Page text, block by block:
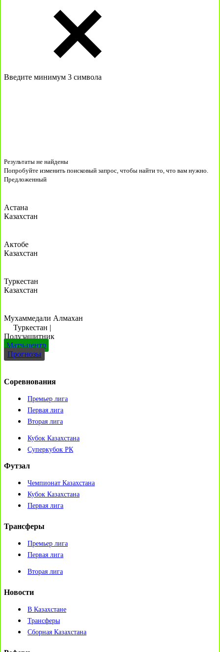
Введите минимум 3 символа
Результаты не найдены
Попробуйте изменить поисковый запрос, чтобы найти то, что вам нужно.
Предложенный
Астана
Казахстан
Актобе
Казахстан
Туркестан
Казахстан
Мухаммедали Алмахан
Туркестан |
Полузащитник
Матч-центр
Прогнозы
Соревнования
Премьер лига
Первая лига
Вторая лига
Кубок Казахстана
Суперкубок РК
Футзал
Чемпионат Казахстана
Кубок Казахстана
Первая лига
Трансферы
Премьер лига
Первая лига
Вторая лига
Новости
В Казахстане
Трансферы
Сборная Казахстана